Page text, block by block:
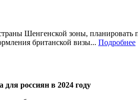
Шенгенской зоны,
британской визы... Подробнее
для россиян в 2024 году